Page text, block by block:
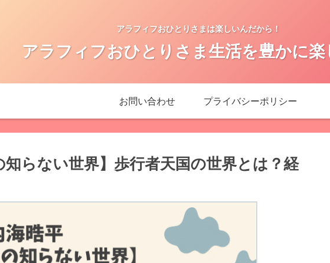
アラフィフおひとりさまは楽しいんだから！
アラフィフおひとりさま生活を豊かに
お問い合わせ プライバシーポリシー
らない世界】歩行者天国の世界とは？経